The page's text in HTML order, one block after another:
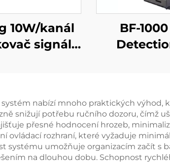
10W/kanál
signálu
BF-
nabízí mnoho praktických
snižují potřebu ručního dozoru, čímž
přesné hodnocení hrozeb,
ovládací rozhraní, které vyžaduje
systému umožňuje organizacím začít s
na dlouhou dobu. Schopnost